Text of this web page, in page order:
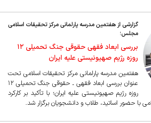
گزارشی از هفتمین مدرسه پارلمانی مرکز تحقیقات اسلامی
مجلس؛
بررسی ابعاد فقهی حقوقی جنگ تحمیلی ۱۲
روزه رژیم صهیونیستی علیه ایران
هفتمین مدرسه پارلمانی مرکز تحقیقات اسلامی تحت
عنوان بررسی ابعاد فقهی ـ حقوقی جنگ تحمیلی ۱۲
روزه رژیم صهیونیستی علیه ایران؛ با تأکید بر کارکرد
با حضور اساتید، طلاب و دانشجویان برگزار شد.